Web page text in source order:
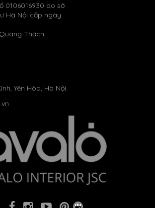
0106016930 do sở
Hà Nội cấp ngày
Thạch
Yên Hòa, Hà Nội.